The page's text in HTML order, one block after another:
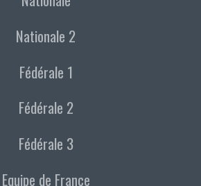
Nationale 2
Fédérale 1
Fédérale 2
Fédérale 3
Equipe de France